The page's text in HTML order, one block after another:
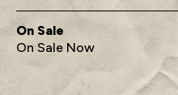
On Sale
On Sale Now